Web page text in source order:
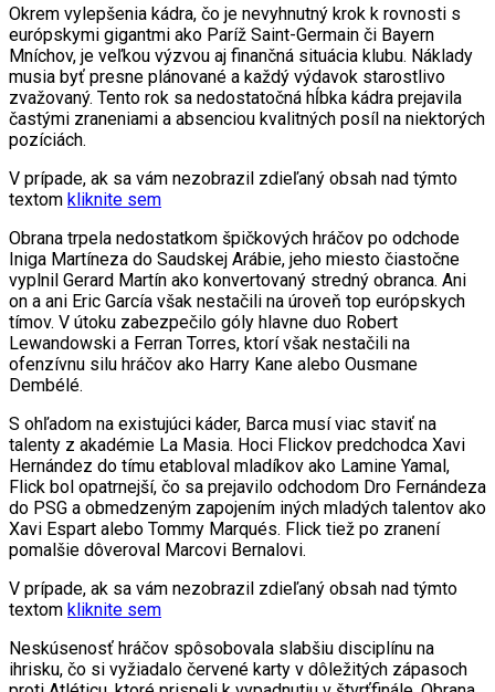
Okrem vylepšenia kádra, čo je nevyhnutný krok k rovnosti s
európskymi gigantmi ako Paríž Saint-Germain či Bayern
Mníchov, je veľkou výzvou aj finančná situácia klubu. Náklady
musia byť presne plánované a každý výdavok starostlivo
zvažovaný. Tento rok sa nedostatočná hĺbka kádra prejavila
častými zraneniami a absenciou kvalitných posíl na niektorých
pozíciách.
V prípade, ak sa vám nezobrazil zdieľaný obsah nad týmto
textom kliknite sem
Obrana trpela nedostatkom špičkových hráčov po odchode
Iniga Martíneza do Saudskej Arábie, jeho miesto čiastočne
vyplnil Gerard Martín ako konvertovaný stredný obranca. Ani
on a ani Eric García však nestačili na úroveň top európskych
tímov. V útoku zabezpečilo góly hlavne duo Robert
Lewandowski a Ferran Torres, ktorí však nestačili na
ofenzívnu silu hráčov ako Harry Kane alebo Ousmane
Dembélé.
S ohľadom na existujúci káder, Barca musí viac staviť na
talenty z akadémie La Masia. Hoci Flickov predchodca Xavi
Hernández do tímu etabloval mladíkov ako Lamine Yamal,
Flick bol opatrnejší, čo sa prejavilo odchodom Dro Fernándeza
do PSG a obmedzeným zapojením iných mladých talentov ako
Xavi Espart alebo Tommy Marqués. Flick tiež po zranení
pomalšie dôveroval Marcovi Bernalovi.
V prípade, ak sa vám nezobrazil zdieľaný obsah nad týmto
textom kliknite sem
Neskúsenosť hráčov spôsobovala slabšiu disciplínu na
ihrisku, čo si vyžiadalo červené karty v dôležitých zápasoch